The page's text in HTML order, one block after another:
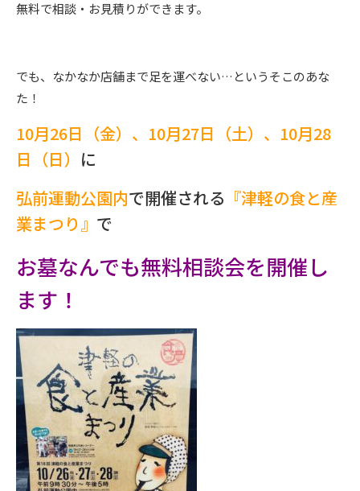
無料で相談・お見積りができます。
でも、なかなか店舗まで足を運べない…というそこのあな
た！
10月26日（金）、10月27日（土）、10月28
日（日） に
弘前運動公園内で開催される 『津軽の食と産
業まつり』 で
お墓なんでも無料相談会を開催し
ます！